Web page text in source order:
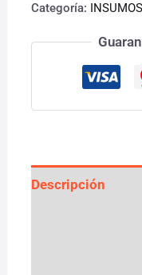
Categoría:
Descripción